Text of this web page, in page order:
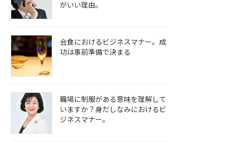
がいい理由。
会食におけるビジネスマナー。成
功は事前準備で決まる
職場に制服がある意味を理解して
いますか？身だしなみにおけるビ
ジネスマナー。